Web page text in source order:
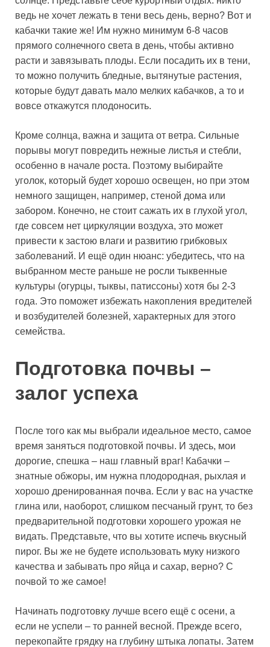
ведь не хочет лежать в тени весь день, верно? Вот и
кабачки такие же! Им нужно минимум 6-8 часов
прямого солнечного света в день, чтобы активно
расти и завязывать плоды. Если посадить их в тени,
то можно получить бледные, вытянутые растения,
которые будут давать мало мелких кабачков, а то и
вовсе откажутся плодоносить.
Кроме солнца, важна и защита от ветра. Сильные
порывы могут повредить нежные листья и стебли,
особенно в начале роста. Поэтому выбирайте
уголок, который будет хорошо освещен, но при этом
немного защищен, например, стеной дома или
забором. Конечно, не стоит сажать их в глухой угол,
где совсем нет циркуляции воздуха, это может
привести к застою влаги и развитию грибковых
заболеваний. И ещё один нюанс: убедитесь, что на
выбранном месте раньше не росли тыквенные
культуры (огурцы, тыквы, патиссоны) хотя бы 2-3
года. Это поможет избежать накопления вредителей
и возбудителей болезней, характерных для этого
семейства.
Подготовка почвы –
залог успеха
После того как мы выбрали идеальное место, самое
время заняться подготовкой почвы. И здесь, мои
дорогие, спешка – наш главный враг! Кабачки –
знатные обжоры, им нужна плодородная, рыхлая и
хорошо дренированная почва. Если у вас на участке
глина или, наоборот, слишком песчаный грунт, то без
предварительной подготовки хорошего урожая не
видать. Представьте, что вы хотите испечь вкусный
пирог. Вы же не будете использовать муку низкого
качества и забывать про яйца и сахар, верно? С
почвой то же самое!
Начинать подготовку лучше всего ещё с осени, а
если не успели – то ранней весной. Прежде всего,
перекопайте грядку на глубину штыка лопаты. Затем